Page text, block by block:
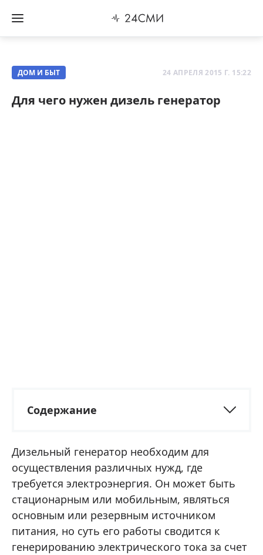
ДОМ И БЫТ 24 АПРЕЛЯ 2015 Г. 15:22
Для чего нужен дизель генератор
Содержание
Дизельный генератор необходим для
осуществления различных нужд, где
требуется электроэнергия. Он может быть
стационарным или мобильным, являться
основным или резервным источником
питания, но суть его работы сводится к
генерированию электрического тока за счет